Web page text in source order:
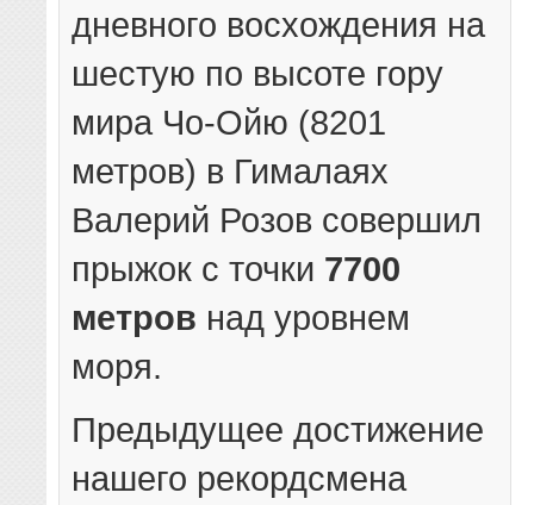
дневного восхождения на
шестую по высоте гору
мира Чо-Ойю (8201
метров) в Гималаях
Валерий Розов совершил
прыжок с точки 7700
метров над уровнем
моря.
Предыдущее достижение
нашего рекордсмена